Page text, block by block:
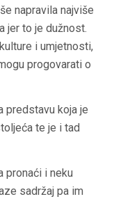
napravila najviše
jer to je dužnost.
i umjetnosti,
progovarati o
predstavu koja je
te je i tad
pronaći i neku
sadržaj pa im